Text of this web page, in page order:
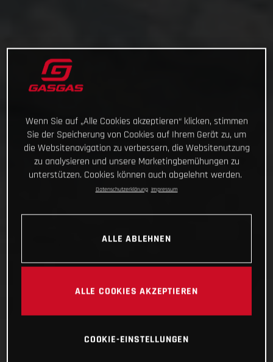
Wenn Sie auf „Alle Cookies akzeptieren“ klicken, stimmen
Sie der Speicherung von Cookies auf Ihrem Gerät zu, um
die Websitenavigation zu verbessern, die Websitenutzung
zu analysieren und unsere Marketingbemühungen zu
unterstützen. Cookies können auch abgelehnt werden.
Datenschutzerklärung Impressum
ALLE ABLEHNEN
ALLE COOKIES AKZEPTIEREN
COOKIE-EINSTELLUNGEN